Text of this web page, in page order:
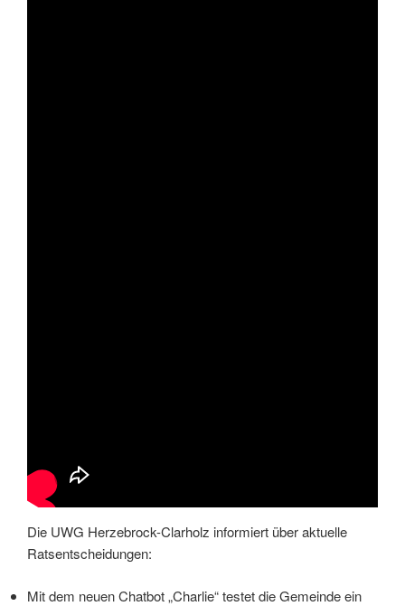
Die UWG Herzebrock-Clarholz informiert über aktuelle
Ratsentscheidungen:
Mit dem neuen Chatbot „Charlie“ testet die Gemeinde ein